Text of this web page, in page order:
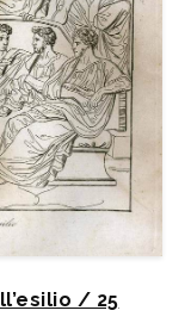
/ 25